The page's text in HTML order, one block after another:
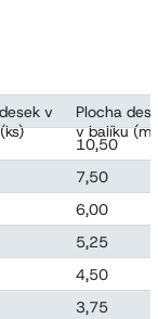
v
Plocha desek
v balíku (m2)
10,50
7,50
6,00
5,25
4,50
3,75